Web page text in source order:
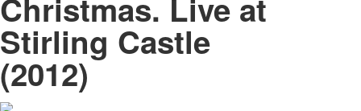
Christmas. Live at
Stirling Castle
(2012)